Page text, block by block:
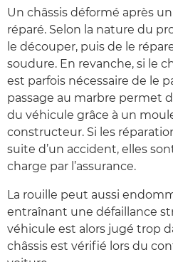
Un châssis déformé après
réparé. Selon la nature du
le découper, puis de le
soudure. En revanche, si le
est parfois nécessaire de le
passage au marbre permet
du véhicule grâce à un
constructeur. Si les
suite d’un accident, elles
charge par l’assurance.
La rouille peut aussi
entraînant une défaillance
véhicule est alors jugé trop
châssis est vérifié lors du